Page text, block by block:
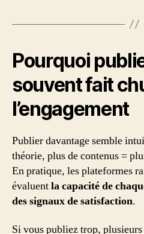
Pourquoi
souvent fait
l’engagement
Publier davantage semble
théorie, plus de contenus =
En pratique, les plateformes
évaluentla capacité de
des signaux de satisfaction.
Si vous publiez trop,